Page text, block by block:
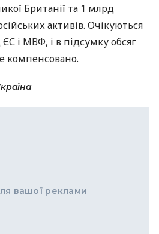
Британії та 1 млрд
активів. Очікуються
і МВФ, і в підсумку обсяг
компенсовано.
вашої реклами